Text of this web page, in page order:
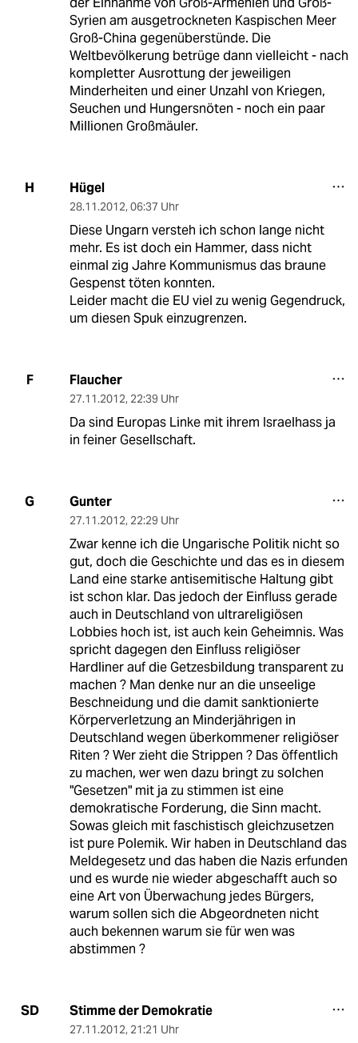
Syrien am ausgetrockneten Kaspischen Meer
Groß-China gegenüberstünde. Die
Weltbevölkerung betrüge dann vielleicht - nach
kompletter Ausrottung der jeweiligen
Minderheiten und einer Unzahl von Kriegen,
Seuchen und Hungersnöten - noch ein paar
Millionen Großmäuler.
H Hügel
28.11.2012, 06:37 Uhr
Diese Ungarn versteh ich schon lange nicht
mehr. Es ist doch ein Hammer, dass nicht
einmal zig Jahre Kommunismus das braune
Gespenst töten konnten.
Leider macht die EU viel zu wenig Gegendruck,
um diesen Spuk einzugrenzen.
F Flaucher
27.11.2012, 22:39 Uhr
Da sind Europas Linke mit ihrem Israelhass ja
in feiner Gesellschaft.
G Gunter
27.11.2012, 22:29 Uhr
Zwar kenne ich die Ungarische Politik nicht so
gut, doch die Geschichte und das es in diesem
Land eine starke antisemitische Haltung gibt
ist schon klar. Das jedoch der Einfluss gerade
auch in Deutschland von ultrareligiösen
Lobbies hoch ist, ist auch kein Geheimnis. Was
spricht dagegen den Einfluss religiöser
Hardliner auf die Getzesbildung transparent zu
machen ? Man denke nur an die unseelige
Beschneidung und die damit sanktionierte
Körperverletzung an Minderjährigen in
Deutschland wegen überkommener religiöser
Riten ? Wer zieht die Strippen ? Das öffentlich
zu machen, wer wen dazu bringt zu solchen
"Gesetzen" mit ja zu stimmen ist eine
demokratische Forderung, die Sinn macht.
Sowas gleich mit faschistisch gleichzusetzen
ist pure Polemik. Wir haben in Deutschland das
Meldegesetz und das haben die Nazis erfunden
und es wurde nie wieder abgeschafft auch so
eine Art von Überwachung jedes Bürgers,
warum sollen sich die Abgeordneten nicht
auch bekennen warum sie für wen was
abstimmen ?
SD Stimme der Demokratie
27.11.2012, 21:21 Uhr